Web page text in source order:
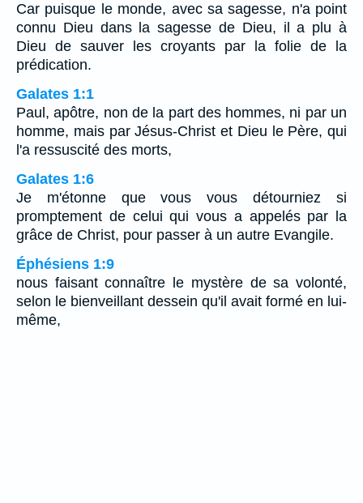
Car puisque le monde, avec sa sagesse, n'a point
connu Dieu dans la sagesse de Dieu, il a plu à
Dieu de sauver les croyants par la folie de la
prédication.
Galates 1:1
Paul, apôtre, non de la part des hommes, ni par un
homme, mais par Jésus-Christ et Dieu le Père, qui
l'a ressuscité des morts,
Galates 1:6
Je m'étonne que vous vous détourniez si
promptement de celui qui vous a appelés par la
grâce de Christ, pour passer à un autre Evangile.
Éphésiens 1:9
nous faisant connaître le mystère de sa volonté,
selon le bienveillant dessein qu'il avait formé en lui-
même,